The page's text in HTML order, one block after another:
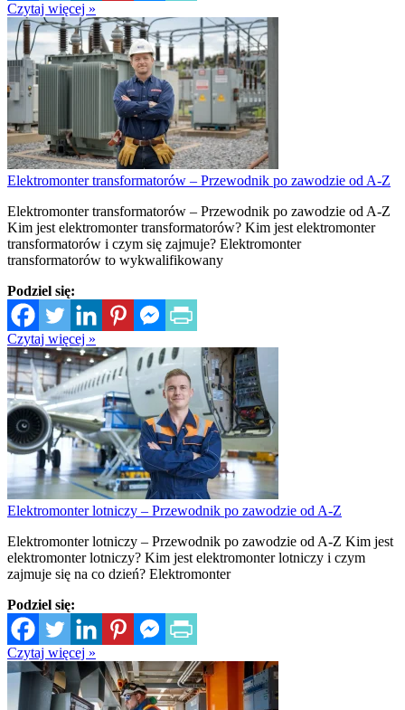
Czytaj więcej »
Elektromonter transformatorów – Przewodnik po zawodzie od A-Z
Elektromonter transformatorów – Przewodnik po zawodzie od A-Z
Kim jest elektromonter transformatorów? Kim jest elektromonter
transformatorów i czym się zajmuje? Elektromonter
transformatorów to wykwalifikowany
Podziel się:
Czytaj więcej »
Elektromonter lotniczy – Przewodnik po zawodzie od A-Z
Elektromonter lotniczy – Przewodnik po zawodzie od A-Z Kim jest
elektromonter lotniczy? Kim jest elektromonter lotniczy i czym
zajmuje się na co dzień? Elektromonter
Podziel się:
Czytaj więcej »